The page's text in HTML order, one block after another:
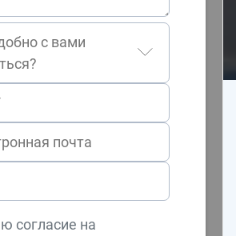
с вами
согласие на